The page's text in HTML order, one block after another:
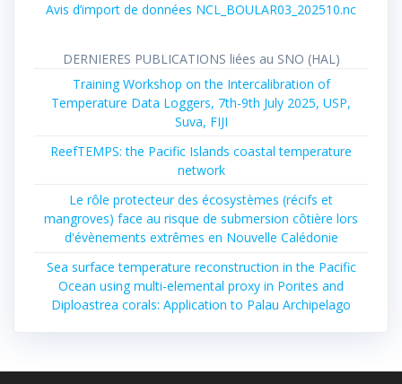
Avis d’import de données NCL_BOULAR03_202510.nc
DERNIERES PUBLICATIONS liées au SNO (HAL)
Training Workshop on the Intercalibration of
Temperature Data Loggers, 7th-9th July 2025, USP,
Suva, FIJI
ReefTEMPS: the Pacific Islands coastal temperature
network
Le rôle protecteur des écosystèmes (récifs et
mangroves) face au risque de submersion côtière lors
d'évènements extrêmes en Nouvelle Calédonie
Sea surface temperature reconstruction in the Pacific
Ocean using multi-elemental proxy in Porites and
Diploastrea corals: Application to Palau Archipelago